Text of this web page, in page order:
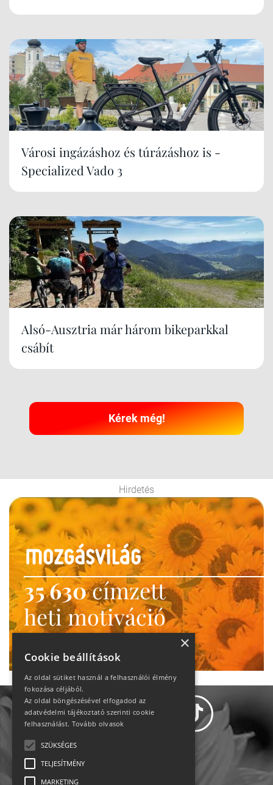
Városi ingázáshoz és túrázáshoz is -
Specialized Vado 3
Alsó-Ausztria már három bikeparkkal
csábít
Kérek még!
Hirdetés
35 630címzett
heti motiváció
Ne maradj le!
×
Cookie beállítások
Az oldal sütiket használ a felhasználói élmény
fokozása céljából.
Az oldal böngészésével elfogadod az
adatvédelmi tájékoztató szerinti cookie
felhasználást. Tovább olvasok
SZÜKSÉGES
TELJESÍTMÉNY
MARKETING